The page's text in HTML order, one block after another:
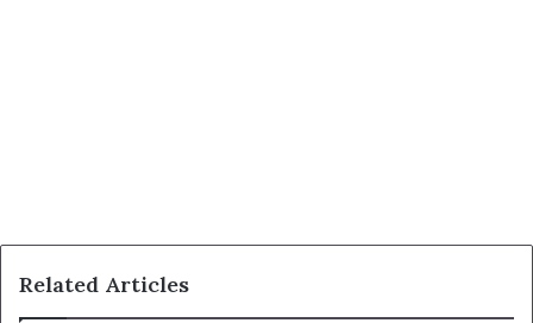
Related Articles